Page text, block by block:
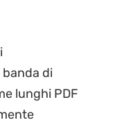
di
lunghi PDF